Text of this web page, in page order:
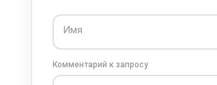
Имя
Комментарий к запросу